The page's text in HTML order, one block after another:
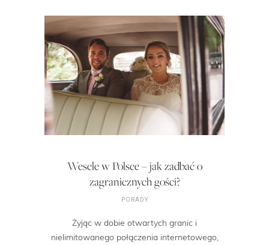
Wesele w Polsce – jak zadbać o
zagranicznych gości?
PORADY
Żyjąc w dobie otwartych granic i
nielimitowanego połączenia internetowego,